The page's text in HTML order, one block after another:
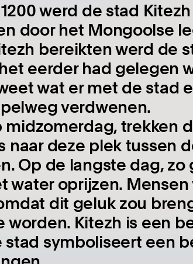
werd de stad
door het Mongoolse
bereikten werd de
eerder had gelegen
wat er met de stad
verdwenen.
midzomerdag, trekken
naar deze plek tussen
Op de langste dag, zo
water oprijzen.
dit geluk zou
worden. Kitezh is een
stad symboliseert een